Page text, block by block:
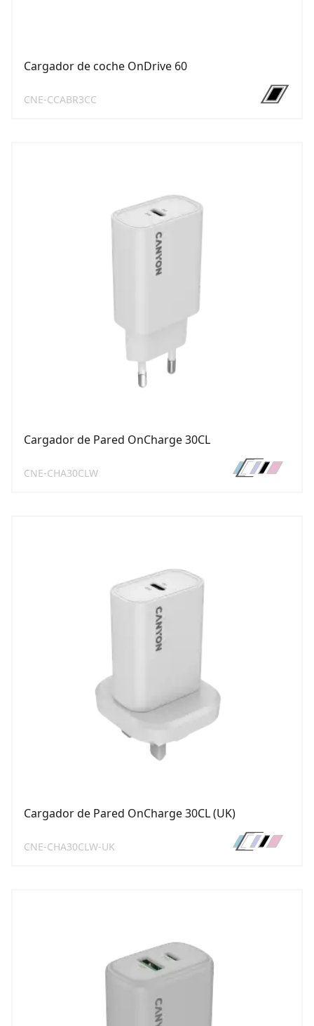
Cargador de coche OnDrive 60
CNE-CCABR3CC
Cargador de Pared OnCharge 30CL
CNE-CHA30CLW
Cargador de Pared OnCharge 30CL (UK)
CNE-CHA30CLW-UK